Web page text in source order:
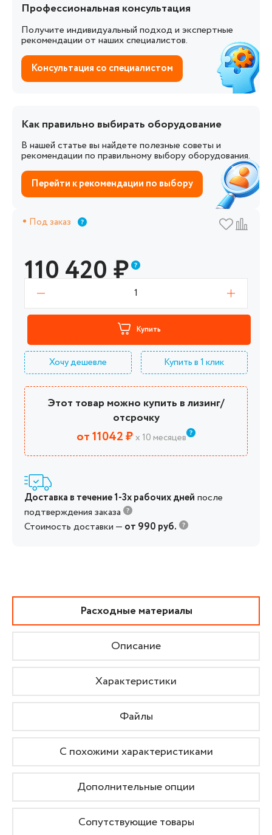
Профессиональная консультация
Получите индивидуальный подход и экспертные
рекомендации от наших специалистов.
Консультация со специалистом
Как правильно выбирать оборудование
В нашей статье вы найдете полезные советы и
рекомендации по правильному выбору оборудования.
Перейти к рекомендации по выбору
Под заказ
110 420₽
1
Купить
Хочу дешевле Купить в 1 клик
Этот товар можно купить в лизинг/
отсрочку
от 11042 ₽х 10 месяцев
Доставка в течение 1-3х рабочих дней после
подтверждения заказа
Стоимость доставки — от 990 руб.
Расходные материалы
Описание
Характеристики
Файлы
С похожими характеристиками
Дополнительные опции
Сопутствующие товары